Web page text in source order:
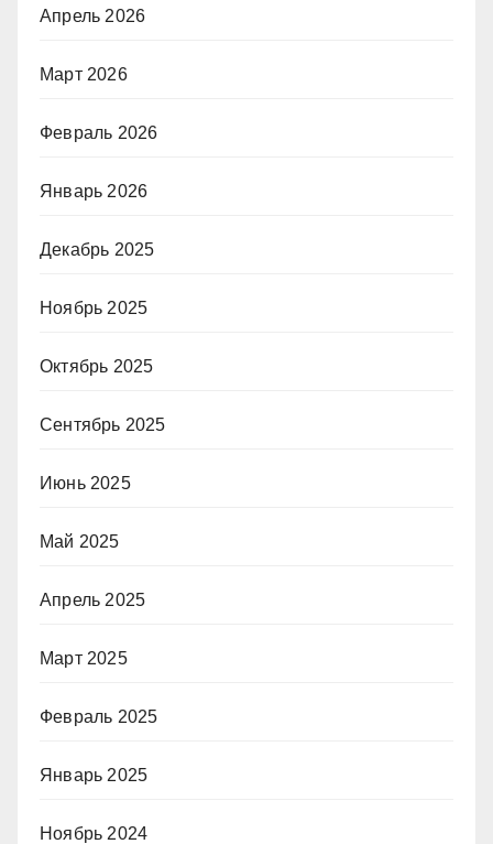
Апрель 2026
Март 2026
Февраль 2026
Январь 2026
Декабрь 2025
Ноябрь 2025
Октябрь 2025
Сентябрь 2025
Июнь 2025
Май 2025
Апрель 2025
Март 2025
Февраль 2025
Январь 2025
Ноябрь 2024